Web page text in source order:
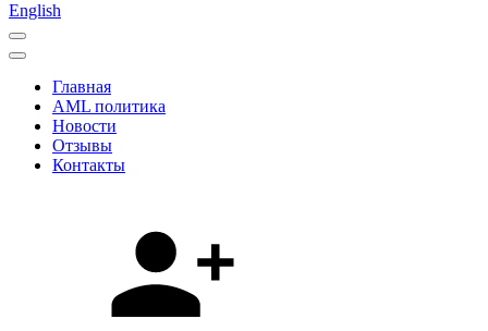
English
Главная
AML политика
Новости
Отзывы
Контакты